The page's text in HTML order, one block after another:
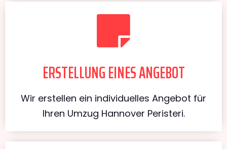
ERSTELLUNG EINES ANGEBOT
Wir erstellen ein individuelles Angebot für
Ihren Umzug Hannover Peristeri.